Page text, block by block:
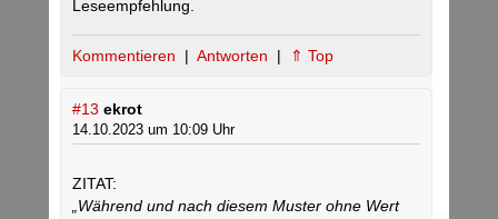
Leseempfehlung.
Kommentieren | Antworten | ⇑ Top
#13 ekrot
14.10.2023 um 10:09 Uhr
ZITAT:
„Während und nach diesem Muster ohne Wert